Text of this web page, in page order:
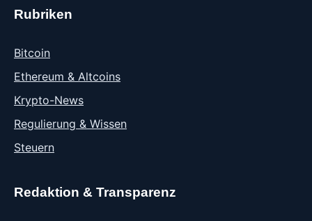
Rubriken
Bitcoin
Ethereum & Altcoins
Krypto-News
Regulierung & Wissen
Steuern
Redaktion & Transparenz